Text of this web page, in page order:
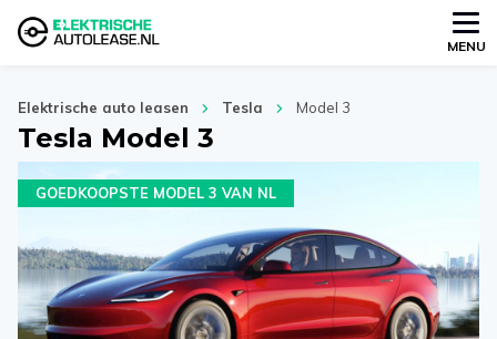
MENU
Elektrische auto leasen Tesla Model 3
Tesla Model 3
GOEDKOOPSTE MODEL 3 VAN NL